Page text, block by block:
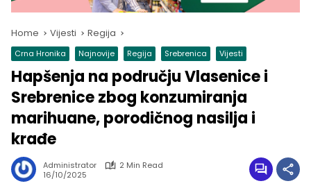
Home Vijesti Regija
Crna Hronika Najnovije Regija Srebrenica Vijesti
Hapšenja na području Vlasenice i
Srebrenice zbog konzumiranja
marihuane, porodičnog nasilja i
krađe
Administrator
2 Min Read
16/10/2025